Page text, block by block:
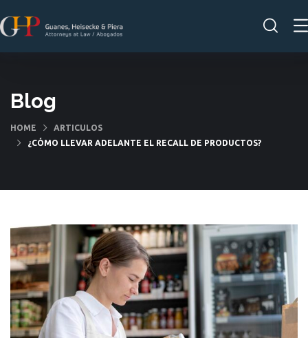
Blog
HOME
ARTICULOS
¿CÓMO LLEVAR ADELANTE EL RECALL DE PRODUCTOS?